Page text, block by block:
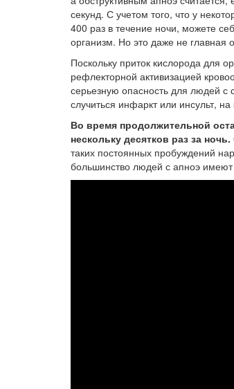
секунд. С учетом того, что у
400 раз в течение ночи, можете
организм. Но это даже не главная
Поскольку приток кислорода для
рефлекторной активизацией
серьезную опасность для людей с
случиться инфаркт или инсульт,
Во время продолжительной
нескольку десятков раз за ночь.
таких постоянных пробуждений
большинство людей с апноэ